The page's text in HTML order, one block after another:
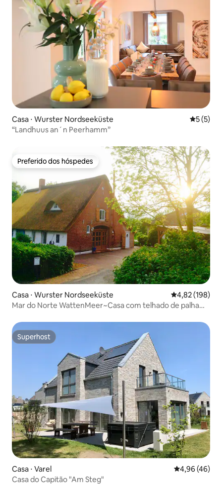
Casa ⋅ Wurster Nordseeküste 5 de
5 (5)
“Landhuus an´n Peerhamm”
Preferido dos hóspedes
Preferido dos hóspedes
Casa ⋅ Wurster Nordseeküste 4,82 de uma
4,82 (198)
Mar do Norte WattenMeer~Casa com telhado de palha
Superhost
Superhost
Casa ⋅ Varel 4,96 de uma
4,96 (46)
Casa do Capitão "Am Steg"